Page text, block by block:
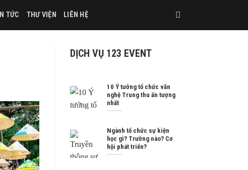
TỨC THƯ VIỆN LIÊN HỆ
DỊCH VỤ 123 EVENT
10 Ý tưởng tổ chức văn
nghệ Trung thu ấn tượng
nhất
Ngành tổ chức sự kiện
học gì? Trường nào? Cơ
hội phát triển?